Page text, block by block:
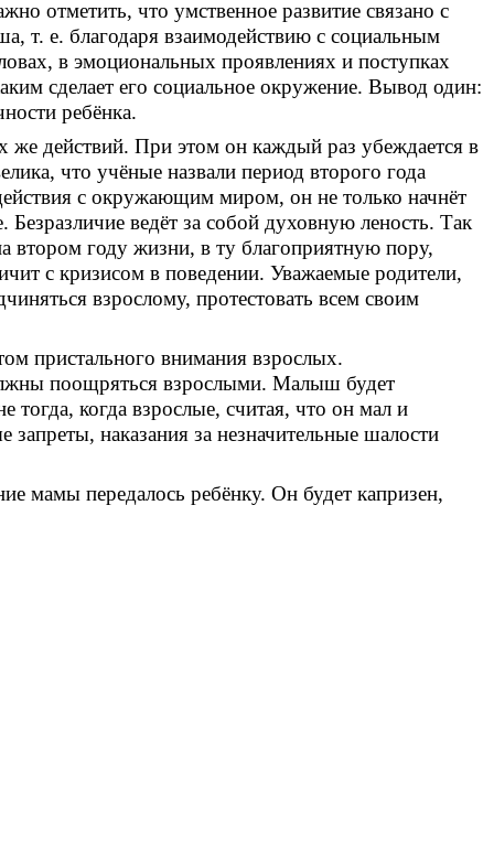
отметить, что умственное развитие связано с
т. е. благодаря взаимодействию с социальным
в эмоциональных проявлениях и поступках
сделает его социальное окружение. Вывод один:
ребёнка.
же действий. При этом он каждый раз убеждается в
что учёные назвали период второго года
с окружающим миром, он не только начнёт
Безразличие ведёт за собой духовную леность. Так
втором году жизни, в ту благоприятную пору,
с кризисом в поведении. Уважаемые родители,
взрослому, протестовать всем своим
пристального внимания взрослых.
поощряться взрослыми. Малыш будет
тогда, когда взрослые, считая, что он мал и
наказания за незначительные шалости
мамы передалось ребёнку. Он будет капризен,